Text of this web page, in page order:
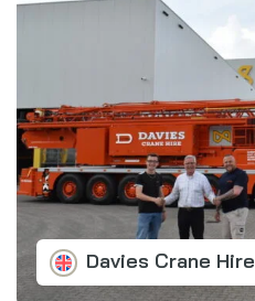
Davies Crane Hire